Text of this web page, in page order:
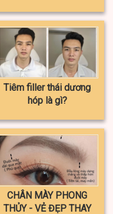
Tiêm filler thái dương
hóp là gì?
CHÂN MÀY PHONG
THỦY - VẺ ĐẸP THAY